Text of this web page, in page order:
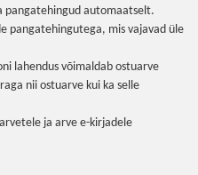
pangatehingud automaatselt.
pangatehingutega, mis vajavad üle
lahendus võimaldab ostuarve
nii ostuarve kui ka selle
ja arve e-kirjadele